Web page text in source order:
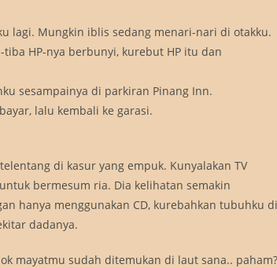
lagi. Mungkin iblis sedang menari-nari di otakku.
HP-nya berbunyi, kurebut HP itu dan
sesampainya di parkiran Pinang Inn.
lalu kembali ke garasi.
di kasur yang empuk. Kunyalakan TV
bermesum ria. Dia kelihatan semakin
hanya menggunakan CD, kurebahkan tubuhku di
dadanya.
mayatmu sudah ditemukan di laut sana..